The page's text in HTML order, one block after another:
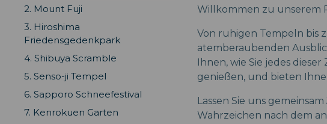
2. Mount Fuji
3. Hiroshima
Friedensgedenkpark
4. Shibuya Scramble
5. Senso-ji Tempel
6. Sapporo Schneefestival
7. Kenrokuen Garten
Willkommen zu unserem
Von ruhigen Tempeln bis
atemberaubenden
Ihnen, wie Sie jedes
genießen, und bieten
Lassen Sie uns
Wahrzeichen nach dem